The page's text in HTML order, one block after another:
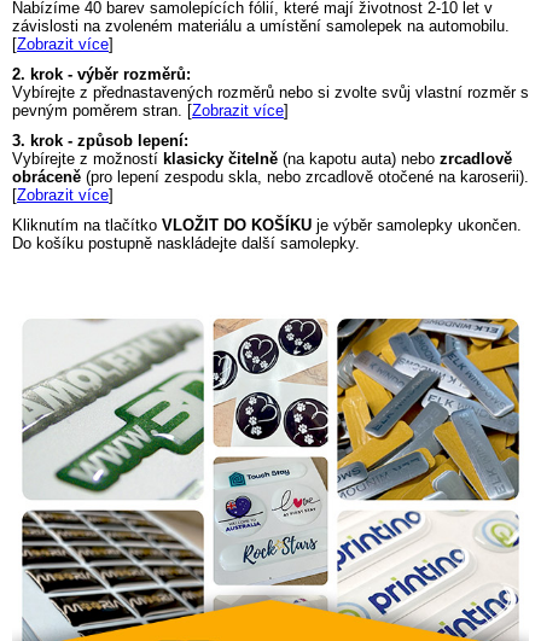
Nabízíme 40 barev samolepících fólií, které mají životnost 2-10 let v
závislosti na zvoleném materiálu a umístění samolepek na automobilu.
[Zobrazit více]
2. krok - výběr rozměrů:
Vybírejte z přednastavených rozměrů nebo si zvolte svůj vlastní rozměr s
pevným poměrem stran. [Zobrazit více]
3. krok - způsob lepení:
Vybírejte z možností klasicky čitelně (na kapotu auta) nebo zrcadlově
obráceně (pro lepení zespodu skla, nebo zrcadlově otočené na karoserii).
[Zobrazit více]
Kliknutím na tlačítko VLOŽIT DO KOŠÍKU je výběr samolepky ukončen.
Do košíku postupně naskládejte další samolepky.